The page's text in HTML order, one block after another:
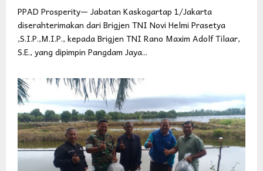
PPAD Prosperity— Jabatan Kaskogartap 1/Jakarta
diserahterimakan dari Brigjen TNI Novi Helmi Prasetya
,S.I.P.,M.I.P., kepada Brigjen TNI Rano Maxim Adolf Tilaar,
S.E., yang dipimpin Pangdam Jaya...